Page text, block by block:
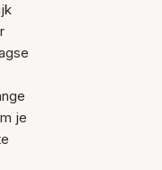
je